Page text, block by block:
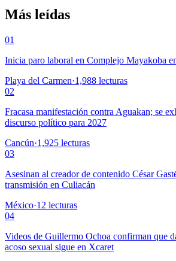
Más leídas
01
Inicia paro laboral en Complejo Mayakoba
Playa del Carmen·1,988 lecturas
02
Fracasa manifestación contra Aguakan; se
discurso político para 2027
Cancún·1,925 lecturas
03
Asesinan al creador de contenido César
transmisión en Culiacán
México·12 lecturas
04
Videos de Guillermo Ochoa confirman que
acoso sexual sigue en Xcaret